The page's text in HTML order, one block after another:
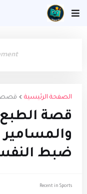
الصفحة الرئيسية قصص
قصة
والمسامير
ضبط
Recent in Sports